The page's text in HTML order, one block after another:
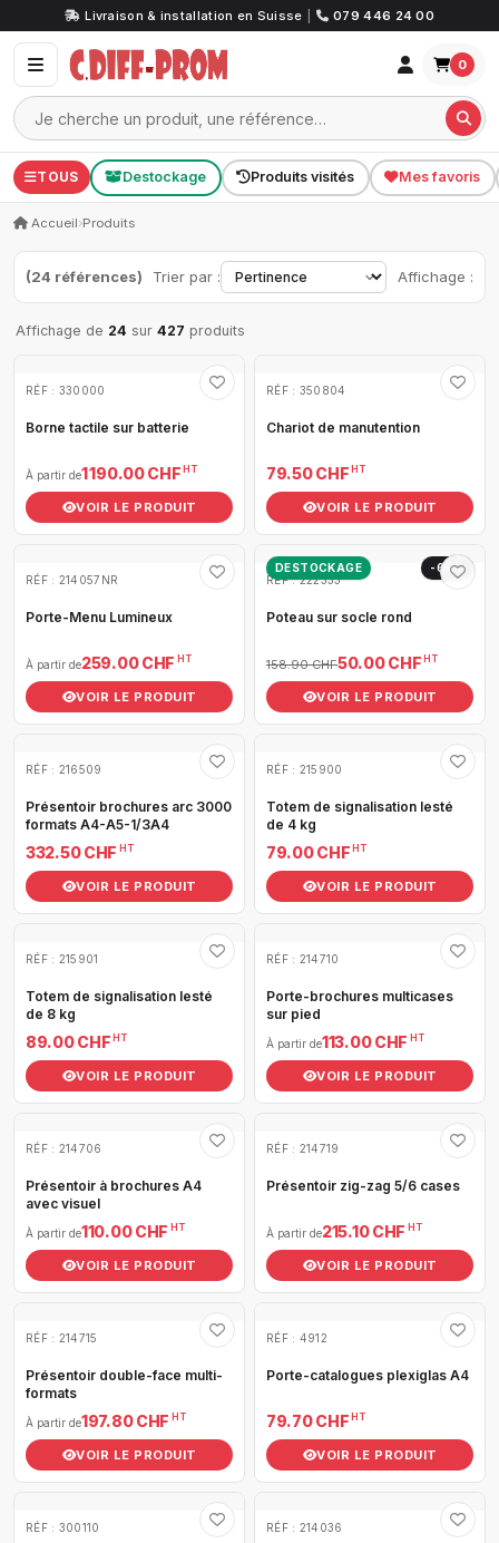
Livraison & installation en Suisse 079 446 24 00
0
TOUS Destockage Produits visités Mes favoris
Accueil›Produits
(24 références) Trier par : Affichage :
Affichage de 24 sur 427 produits
RÉF : 330000
Borne tactile sur batterie
À partir de1 190.00 CHF HT
VOIR LE PRODUIT
RÉF : 350804
Chariot de manutention
79.50 CHF HT
VOIR LE PRODUIT
RÉF : 214057NR
Porte-Menu Lumineux
À partir de259.00 CHF HT
VOIR LE PRODUIT
DESTOCKAGE
-69%
RÉF : 222333
Poteau sur socle rond
158.90 CHF50.00 CHF HT
VOIR LE PRODUIT
RÉF : 216509
Présentoir brochures arc 3000
formats A4-A5-1/3A4
332.50 CHF HT
VOIR LE PRODUIT
RÉF : 215900
Totem de signalisation lesté
de 4 kg
79.00 CHF HT
VOIR LE PRODUIT
RÉF : 215901
Totem de signalisation lesté
de 8 kg
89.00 CHF HT
VOIR LE PRODUIT
RÉF : 214710
Porte-brochures multicases
sur pied
À partir de113.00 CHF HT
VOIR LE PRODUIT
RÉF : 214706
Présentoir à brochures A4
avec visuel
À partir de110.00 CHF HT
VOIR LE PRODUIT
RÉF : 214719
Présentoir zig-zag 5/6 cases
À partir de215.10 CHF HT
VOIR LE PRODUIT
RÉF : 214715
Présentoir double-face multi-
formats
À partir de197.80 CHF HT
VOIR LE PRODUIT
RÉF : 4912
Porte-catalogues plexiglas A4
79.70 CHF HT
VOIR LE PRODUIT
RÉF : 300110 RÉF : 214036